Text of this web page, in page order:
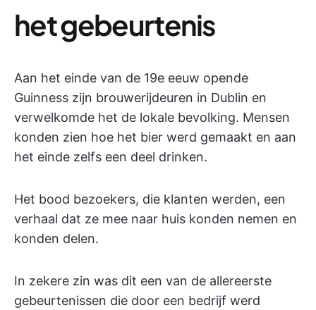
het gebeurtenis
Aan het einde van de 19e eeuw opende
Guinness zijn brouwerijdeuren in Dublin en
verwelkomde het de lokale bevolking. Mensen
konden zien hoe het bier werd gemaakt en aan
het einde zelfs een deel drinken.
Het bood bezoekers, die klanten werden, een
verhaal dat ze mee naar huis konden nemen en
konden delen.
In zekere zin was dit een van de allereerste
gebeurtenissen die door een bedrijf werd